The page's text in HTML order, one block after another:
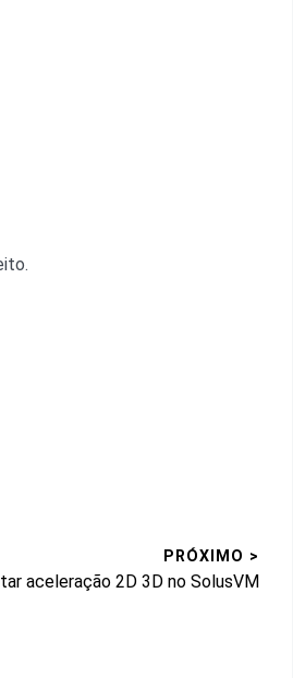
PRÓXIMO >
aceleração 2D 3D no SolusVM